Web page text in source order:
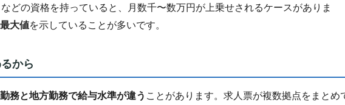
どの資格を持っていると、月数千〜数万円が上乗せされるケースがありま
大値を示していることが多いです。
から
務と地方勤務で給与水準が違う ことがあります。求人票が複数拠点をまとめ